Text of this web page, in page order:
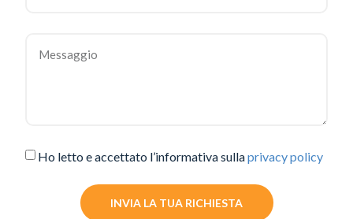
Ho letto e accettato l’informativa sullaprivacy policy
INVIA LA TUA RICHIESTA